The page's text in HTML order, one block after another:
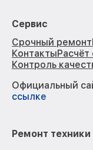
Сервис
Срочный ремонт
Контакты
Контроль
Официальный
ссылке
Ремонт техники